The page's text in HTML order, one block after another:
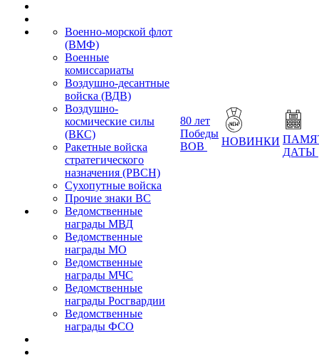
Военно-морской флот
(ВМФ)
Военные
комиссариаты
Воздушно-десантные
войска (ВДВ)
Воздушно-
космические силы
(ВКС)
Ракетные войска
стратегического
назначения (РВСН)
Сухопутные войска
Прочие знаки ВС
Ведомственные
награды МВД
Ведомственные
награды МО
Ведомственные
награды МЧС
Ведомственные
награды Росгвардии
Ведомственные
награды ФСО
80 лет
Победы
ВОВ
НОВИНКИ
ДАТЫ